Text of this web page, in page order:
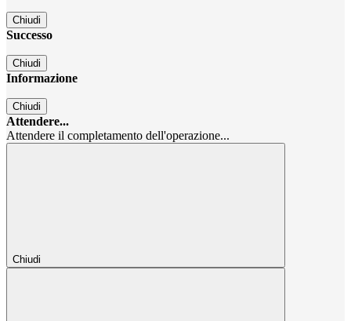
Chiudi
Successo
Chiudi
Informazione
Chiudi
Attendere...
Attendere il completamento dell'operazione...
Chiudi